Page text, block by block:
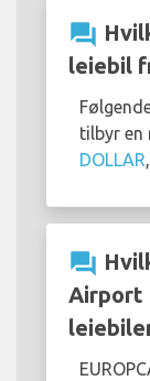
question_answer
leiebil
tilbyr en
DOLLAR,
question_answer
Airport